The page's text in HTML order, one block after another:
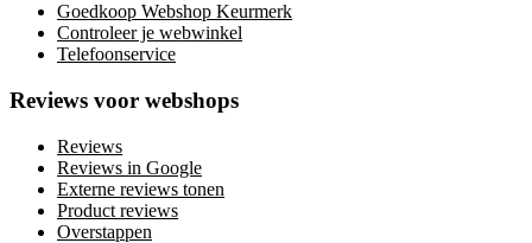
Goedkoop Webshop Keurmerk
Controleer je webwinkel
Telefoonservice
Reviews voor webshops
Reviews
Reviews in Google
Externe reviews tonen
Product reviews
Overstappen